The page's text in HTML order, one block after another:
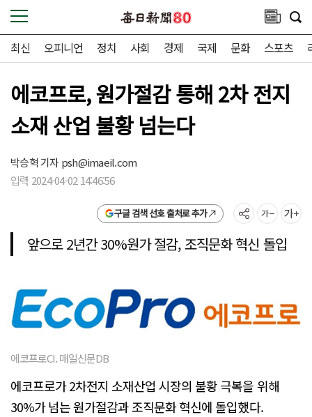
최신 오피니언 정치 사회 경제 국제 문화 스포츠
에코프로, 원가절감 통해 2차 전지
소재 산업 불황 넘는다
박승혁 기자psh@imaeil.com
입력 2024-04-02 14:46:56
구글 검색 선호 출처로 추가
앞으로 2년간 30%원가 절감, 조직문화 혁신 돌입
에코프로CI. 매일신문DB
에코프로가 2차전지 소재산업 시장의 불황 극복을 위해
30%가 넘는 원가절감과 조직문화 혁신에 돌입했다.